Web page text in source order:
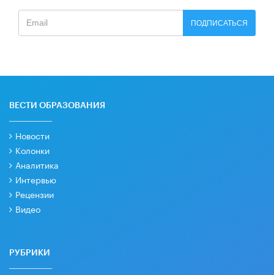
ПОДПИСАТЬСЯ
ВЕСТИ ОБРАЗОВАНИЯ
Новости
Колонки
Аналитика
Интервью
Рецензии
Видео
РУБРИКИ